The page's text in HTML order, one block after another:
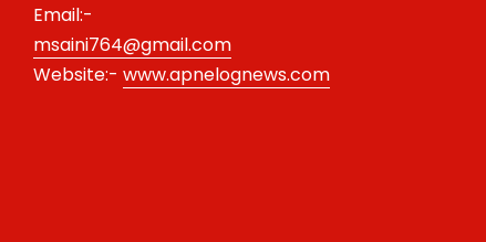
Email:-
msaini764@gmail.com
Website:- www.apnelognews.com